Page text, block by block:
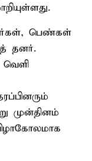
பெண்கள்
தனர்.
முன்தினம்